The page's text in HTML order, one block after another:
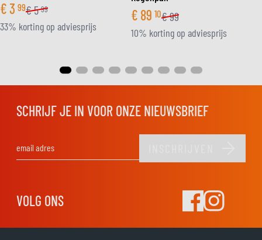
€3 99€5 99
33% korting op adviesprijs
€ 89 10€99
10% korting op adviesprijs
SCHRIJF JE IN VOOR ONZE NIEUWSBRIEF
VOLG ONS